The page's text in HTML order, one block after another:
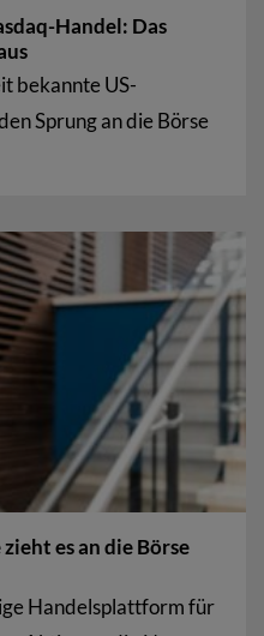
Handel: Das
bekannte US-
Sprung an die Börse
es an die Börse
Handelsplattform für